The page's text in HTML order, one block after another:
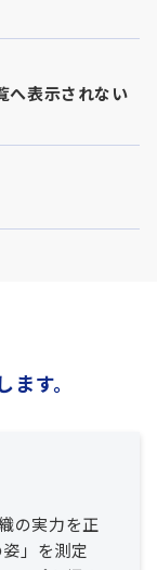
へ表示されない
す。
の実力を正
」を測定